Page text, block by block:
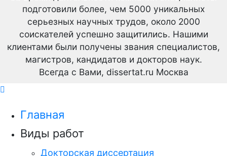
подготовили более, чем 5000 уникальных
серьезных научных трудов, около 2000
соискателей успешно защитились. Нашими
клиентами были получены звания специалистов,
магистров, кандидатов и докторов наук.
Всегда с Вами, dissertat.ru Москва
Главная
Виды работ
Докторская диссертация